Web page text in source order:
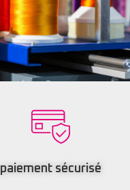
paiement sécurisé